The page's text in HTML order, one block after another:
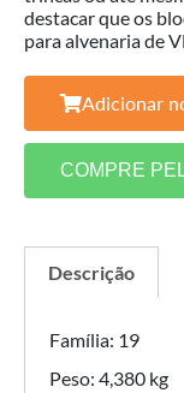
destacar que os
para alvenaria de
Adicionar
COMPRE
Descrição
Família: 19
Peso: 4,380 kg